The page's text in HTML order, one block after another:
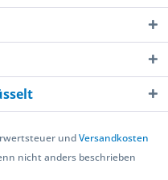
undVersandkosten
nicht anders beschrieben